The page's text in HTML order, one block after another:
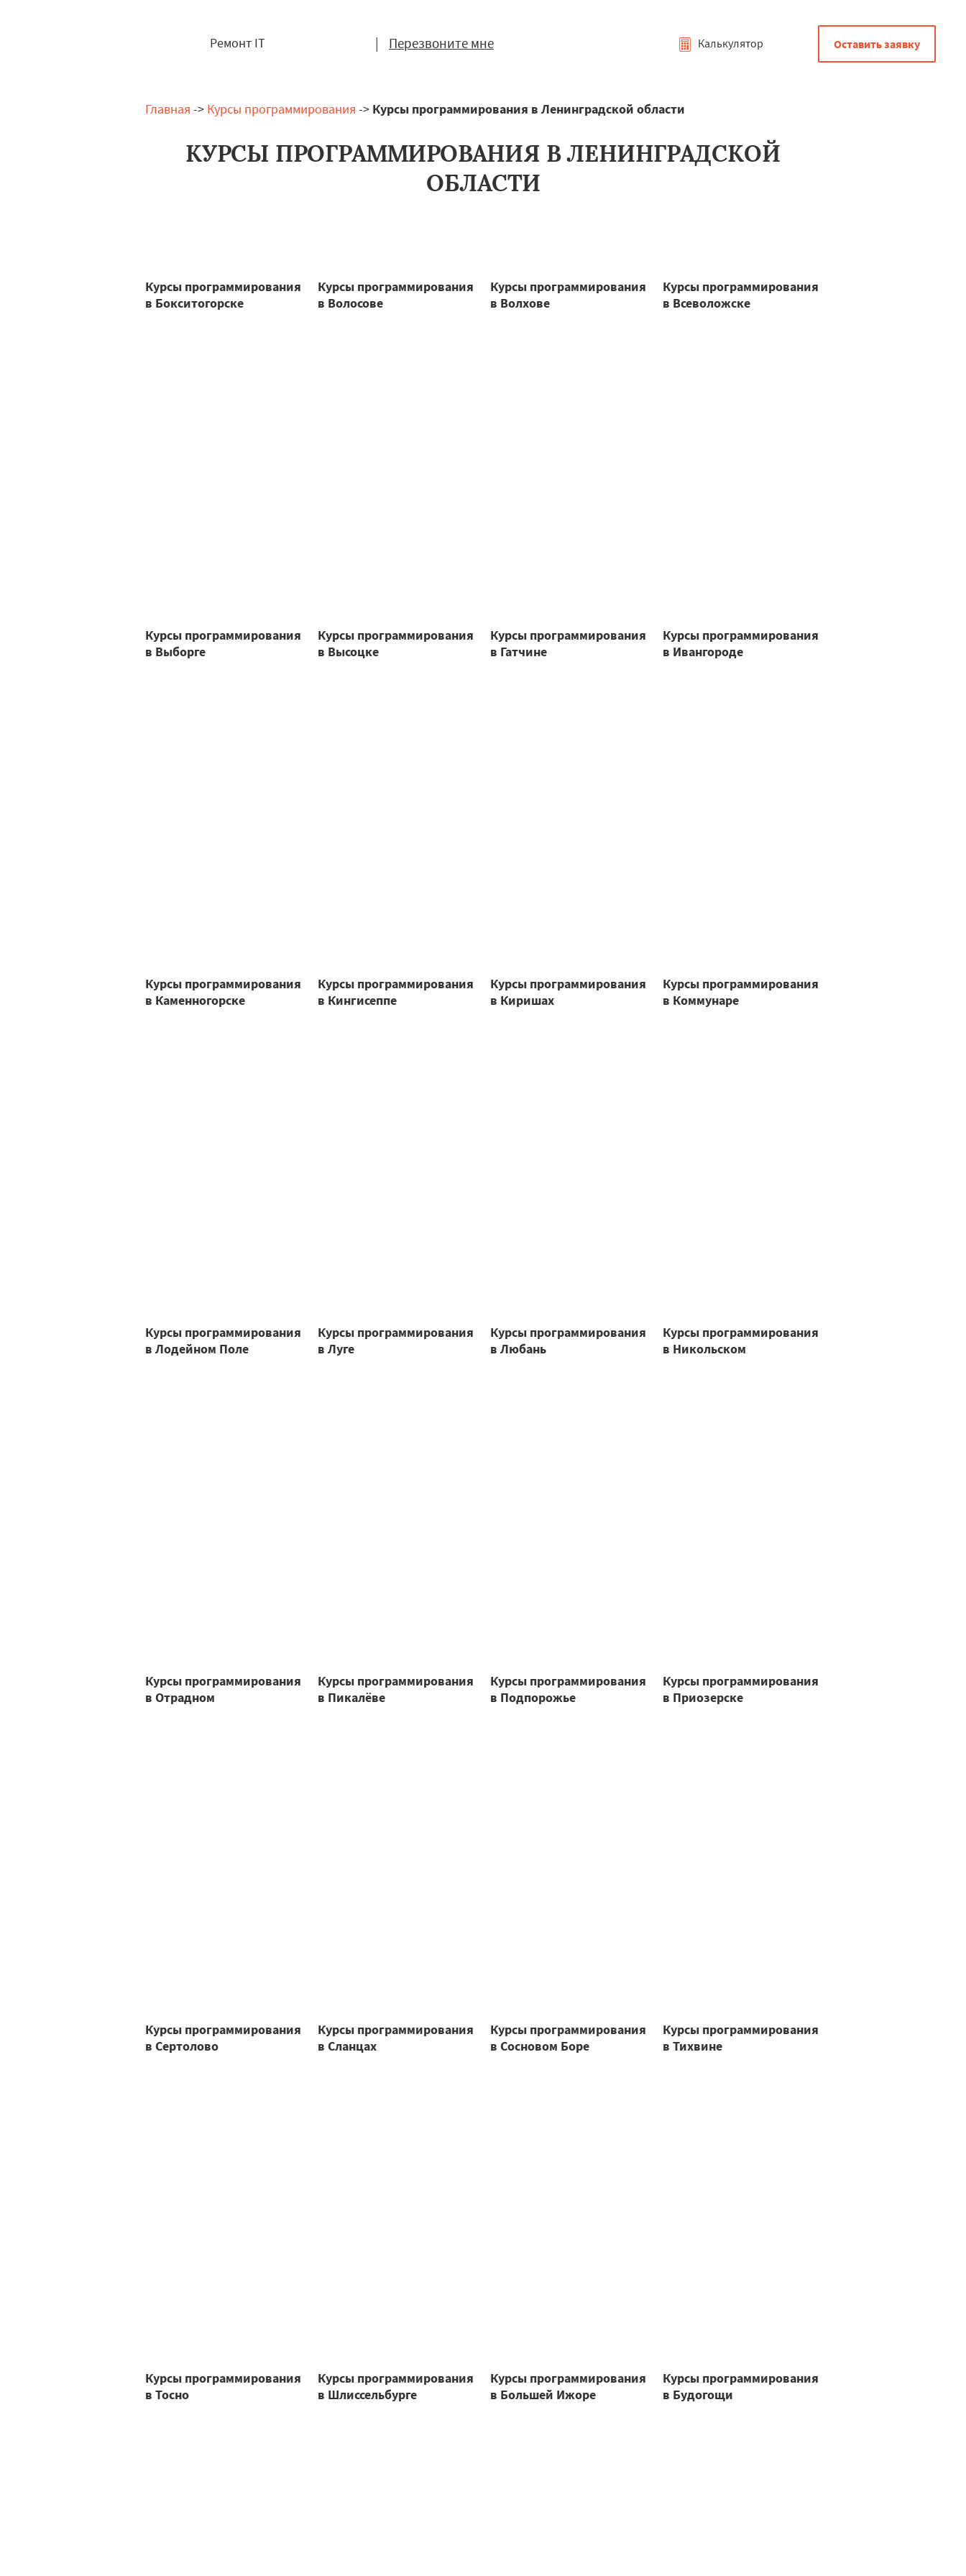
Ремонт IT | Перезвоните мне Калькулятор Оставить заявку
Главная -> Курсы программирования -> Курсы программирования в Ленинградской области
КУРСЫ ПРОГРАММИРОВАНИЯ В ЛЕНИНГРАДСКОЙ
ОБЛАСТИ
Курсы программирования
в Бокситогорске
Курсы программирования
в Волосове
Курсы программирования
в Волхове
Курсы программирования
в Всеволожске
Курсы программирования
в Выборге
Курсы программирования
в Высоцке
Курсы программирования
в Гатчине
Курсы программирования
в Ивангороде
Курсы программирования
в Каменногорске
Курсы программирования
в Кингисеппе
Курсы программирования
в Киришах
Курсы программирования
в Коммунаре
Курсы программирования
в Лодейном Поле
Курсы программирования
в Луге
Курсы программирования
в Любань
Курсы программирования
в Никольском
Курсы программирования
в Отрадном
Курсы программирования
в Пикалёве
Курсы программирования
в Подпорожье
Курсы программирования
в Приозерске
Курсы программирования
в Сертолово
Курсы программирования
в Сланцах
Курсы программирования
в Сосновом Боре
Курсы программирования
в Тихвине
Курсы программирования
в Тосно
Курсы программирования
в Шлиссельбурге
Курсы программирования
в Большей Ижоре
Курсы программирования
в Будогощи